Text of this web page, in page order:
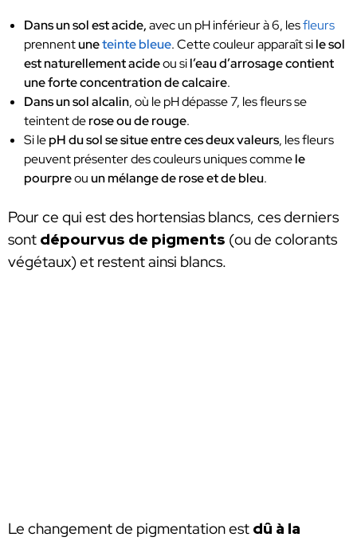
Dans un sol est acide,avec un pH inférieur à 6, lesfleurs
prennentuneteinte bleue. Cette couleur apparaît sile sol
est naturellement acideou sil’eau d’arrosage contient
une forte concentration de calcaire.
Dans un sol alcalin, où le pH dépasse 7, les fleurs se
teintent derose ou de rouge.
Si lepH du sol se situe entre ces deux valeurs, les fleurs
peuvent présenter des couleurs uniques commele
pourpreouun mélange de rose et de bleu.
Pour ce qui est des hortensias blancs, ces derniers
sont dépourvus de pigments (ou de colorants
végétaux) et restent ainsi blancs.
Le changement de pigmentation est dû à la